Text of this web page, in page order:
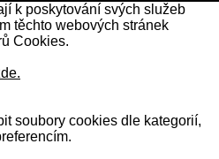
k poskytování svých služeb
těchto webových stránek
Cookies.
soubory cookies dle kategorií,